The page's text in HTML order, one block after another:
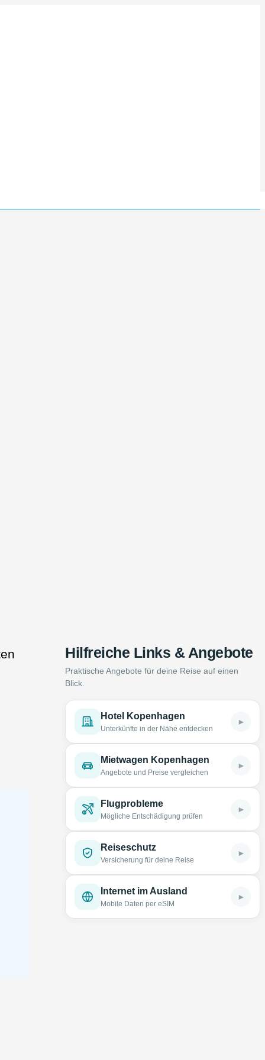
Hilfreiche Links & Angebote
Praktische Angebote für deine Reise auf einen
Blick.
Hotel Kopenhagen
Unterkünfte in der Nähe entdecken
►
Mietwagen Kopenhagen
Angebote und Preise vergleichen
►
Flugprobleme
Mögliche Entschädigung prüfen
►
Reiseschutz
Versicherung für deine Reise
►
Internet im Ausland
Mobile Daten per eSIM
►